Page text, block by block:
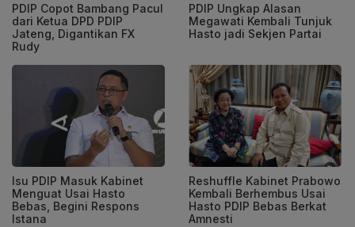
PDIP Copot Bambang Pacul
dari Ketua DPD PDIP
Jateng, Digantikan FX
Rudy
PDIP Ungkap Alasan
Megawati Kembali Tunjuk
Hasto jadi Sekjen Partai
Isu PDIP Masuk Kabinet
Menguat Usai Hasto
Bebas, Begini Respons
Istana
Reshuffle Kabinet Prabowo
Kembali Berhembus Usai
Hasto PDIP Bebas Berkat
Amnesti